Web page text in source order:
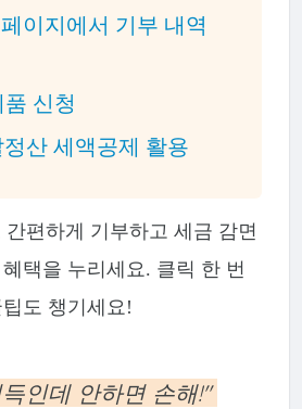
이지에서 기부 내역
신청
정산 세액공제 활용
간편하게 기부하고 세금 감면
택을 누리세요. 클릭 한 번
도 챙기세요!
인데 안하면 손해!"